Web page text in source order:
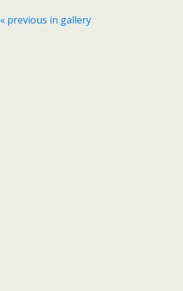
« previous in gallery